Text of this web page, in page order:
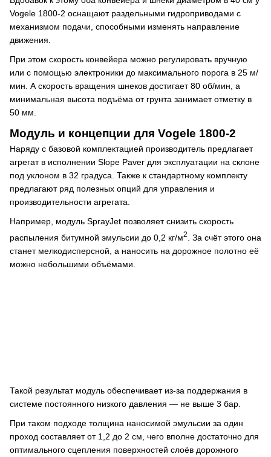
Vogele 1800-2 оснащают раздельными гидроприводами с
механизмом подачи, способными изменять направление
движения.
При этом скорость конвейера можно регулировать вручную
или с помощью электроники до максимального порога в 25 м/
мин. А скорость вращения шнеков достигает 80 об/мин, а
минимальная высота подъёма от грунта занимает отметку в
50 мм.
Модуль и концепции для Vogele 1800-2
Наряду с базовой комплектацией производитель предлагает
агрегат в исполнении Slope Paver для эксплуатации на склоне
под уклоном в 32 градуса. Также к стандартному комплекту
предлагают ряд полезных опций для управления и
производительности агрегата.
Например, модуль SprayJet позволяет снизить скорость
распыления битумной эмульсии до 0,2 кг/м2
. За счёт этого она
станет мелкодисперсной, а наносить на дорожное полотно её
можно небольшими объёмами.
Такой результат модуль обеспечивает из-за поддержания в
системе постоянного низкого давления — не выше 3 бар.
При таком подходе толщина наносимой эмульсии за один
проход составляет от 1,2 до 2 см, чего вполне достаточно для
оптимального сцепления поверхностей слоёв дорожного